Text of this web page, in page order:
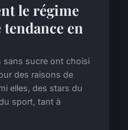
le régime
en
sans sucre ont choisi
des raisons de
elles, des stars du
sport, tant à